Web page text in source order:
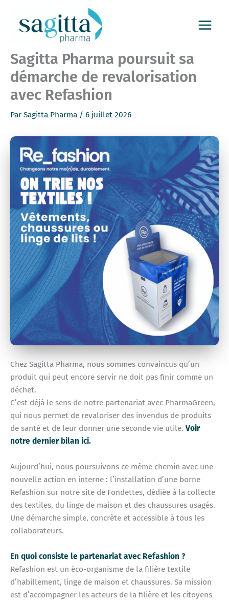
contenu
Sagitta Pharma poursuit sa
démarche de revalorisation
avec Refashion
Par Sagitta Pharma / 6 juillet 2026
Chez Sagitta Pharma, nous sommes convaincus qu’un
produit qui peut encore servir ne doit pas finir comme un
déchet.
C’est déjà le sens de notre partenariat avec PharmaGreen,
qui nous permet de revaloriser des invendus de produits
de santé et de leur donner une seconde vie utile. Voir
notre dernier bilan ici.
Aujourd’hui, nous poursuivons ce même chemin avec une
nouvelle action en interne : l’installation d’une borne
Refashion sur notre site de Fondettes, dédiée à la collecte
des textiles, du linge de maison et des chaussures usagés.
Une démarche simple, concrète et accessible à tous les
collaborateurs.
En quoi consiste le partenariat avec Refashion ?
Refashion est un éco-organisme de la filière textile
d’habillement, linge de maison et chaussures. Sa mission
est d’accompagner les acteurs de la filière et les citoyens